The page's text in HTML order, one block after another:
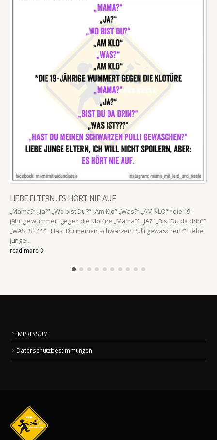
LIEBE ELTERN, ES HÖRT NIE AUF
„Mama?“ „Ja?“ „Wo bist Du?“ „Am Klo“ „Was?“ „AM KLO“ *die 19-
jährige wummert gegen die Klotüre „Mama?“ „JA?“ „Bist Du da drin?“
„WAS IST???“ „Hast Du meinen schwarzen Pulli gewaschen?“ Liebe
junge...
read more
IMPRESSUM
Datenschutzbestimmungen